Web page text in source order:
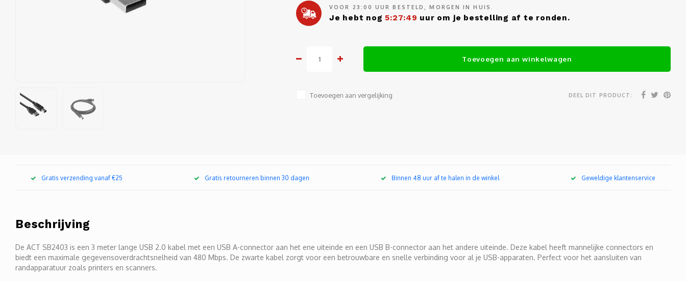
VOOR 23:00 UUR BESTELD, MORGEN IN HUIS.
Je hebt nog5:27:49 uur om je bestelling af te ronden.
Toevoegen aan winkelwagen
Toevoegen aan vergelijking DEEL DIT PRODUCT:
Gratis verzending vanaf €25 Gratis retourneren binnen 30 dagen Binnen 48 uur af te halen in de winkel Geweldige klantenservice
Beschrijving
De ACT SB2403 is een 3 meter lange USB 2.0 kabel met een USB A-connector aan het ene uiteinde en een USB B-connector aan het andere uiteinde. Deze kabel heeft mannelijke connectors en
biedt een maximale gegevensoverdrachtsnelheid van 480 Mbps. De zwarte kabel zorgt voor een betrouwbare en snelle verbinding voor al je USB-apparaten. Perfect voor het aansluiten van
randapparatuur zoals printers en scanners.